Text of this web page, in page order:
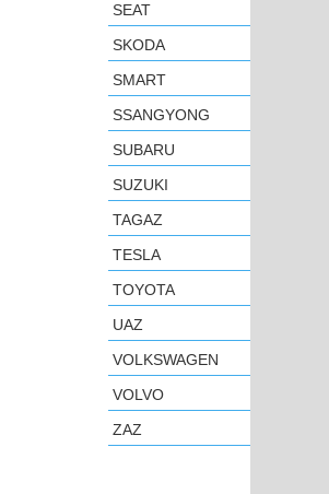
SEAT
SKODA
SMART
SSANGYONG
SUBARU
SUZUKI
TAGAZ
TESLA
TOYOTA
UAZ
VOLKSWAGEN
VOLVO
ZAZ